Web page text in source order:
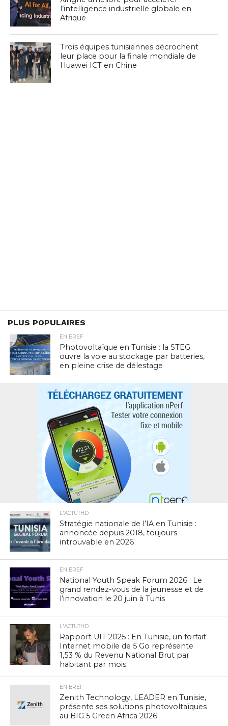
l’intelligence industrielle globale en
Afrique
Trois équipes tunisiennes décrochent
leur place pour la finale mondiale de
Huawei ICT en Chine
PLUS POPULAIRES
EN BREF
Photovoltaïque en Tunisie : la STEG
ouvre la voie au stockage par batteries,
en pleine crise de délestage
L'ACTUTHD
Stratégie nationale de l’IA en Tunisie :
annoncée depuis 2018, toujours
introuvable en 2026
EN BREF
National Youth Speak Forum 2026 : Le
grand rendez-vous de la jeunesse et de
l’innovation le 20 juin à Tunis
L'ACTUTHD
Rapport UIT 2025 : En Tunisie, un forfait
Internet mobile de 5 Go représente
1,53 % du Revenu National Brut par
habitant par mois
EN BREF
Zenith Technology, LEADER en Tunisie,
présente ses solutions photovoltaïques
au BIG 5 Green Africa 2026